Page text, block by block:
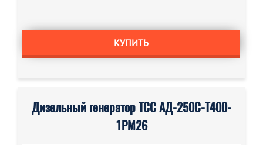
КУПИТЬ
Дизельный генератор ТСС АД-250С-Т400-
1РМ26